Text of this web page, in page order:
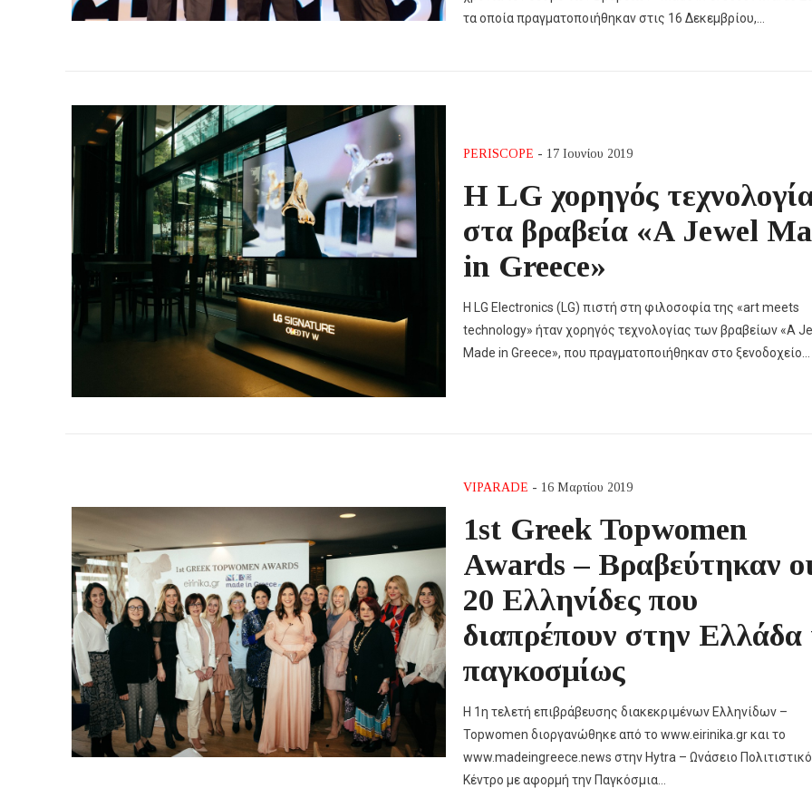
τα οποία πραγματοποιήθηκαν στις 16 Δεκεμβρίου,…
PERISCOPE - 17 Ιουνίου 2019
Η LG χορηγός
στα βραβεία «A Jewel
in Greece»
Η LG Electronics (LG) πιστή στη φιλοσοφία της «art meets
technology» ήταν χορηγός τεχνολογίας των βραβείων «A
Made in Greece», που πραγματοποιήθηκαν στο ξενοδοχείο…
VIPARADE - 16 Μαρτίου 2019
1st Greek Topwomen
Awards – Βραβεύτηκαν
20 Ελληνίδες που
διαπρέπουν στην Ελλάδα
παγκοσμίως
Η 1η τελετή επιβράβευσης διακεκριμένων Ελληνίδων –
Topwomen διοργανώθηκε από το www.eirinika.gr και το
www.madeingreece.news στην Hytra – Ωνάσειο Πολιτιστικό
Κέντρο με αφορμή την Παγκόσμια…